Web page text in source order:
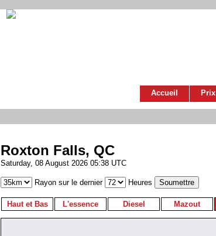
Accueil Prix
Roxton Falls, QC
Saturday, 08 August 2026 05:38 UTC
Rayon sur le dernier Heures
Haut et Bas L'essence Diesel Mazout